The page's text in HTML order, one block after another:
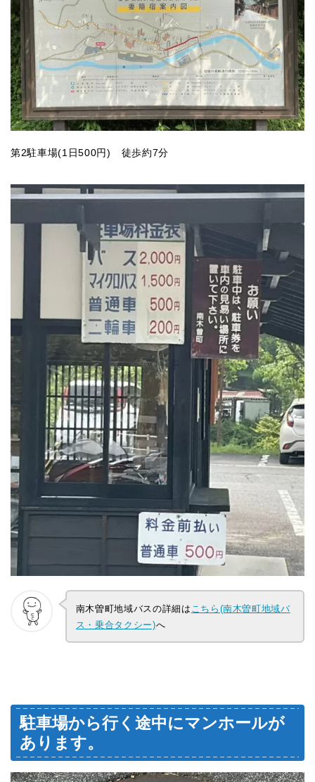
第2駐車場(1日500円) 徒歩約7分
南木曽町地域バスの詳細は こちら(南木曽町地域バ
ス・乗合タクシー)へ
駐車場から行く途中にマンホールが
あります。